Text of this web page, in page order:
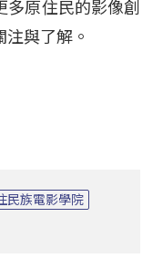
多原住民的影像創
與了解。
民族電影學院